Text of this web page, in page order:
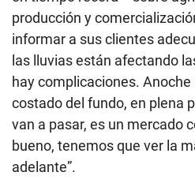
producción y
informar a sus clientes
las lluvias están afectando
hay complicaciones. Anoche
costado del fundo, en plena
van a pasar, es un mercado
bueno, tenemos que ver la
adelante”.